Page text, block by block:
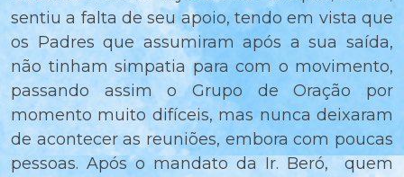
sentiu a falta de seu apoio, tendo em vista que
os Padres que assumiram após a sua saída,
não tinham simpatia para com o movimento,
passando assim o Grupo de Oração por
momento muito difíceis, mas nunca deixaram
de acontecer as reuniões, embora com poucas
pessoas. Após o mandato da Ir. Beró, quem